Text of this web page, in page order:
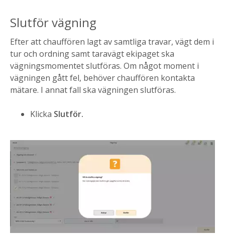
Slutför vägning
Efter att chauffören lagt av samtliga travar, vägt dem i
tur och ordning samt taravägt ekipaget ska
vägningsmomentet slutföras. Om något moment i
vägningen gått fel, behöver chauffören kontakta
mätare. I annat fall ska vägningen slutföras.
Klicka Slutför.